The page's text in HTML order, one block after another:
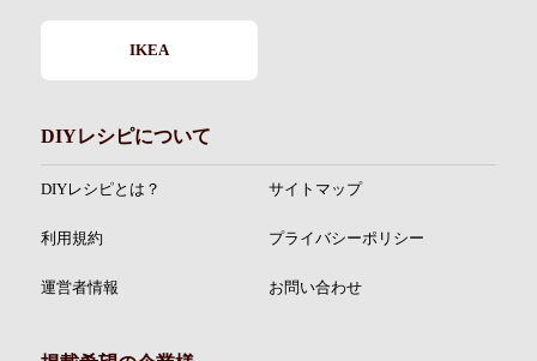
IKEA
DIYレシピについて
DIYレシピとは？ サイトマップ
利用規約 プライバシーポリシー
運営者情報 お問い合わせ